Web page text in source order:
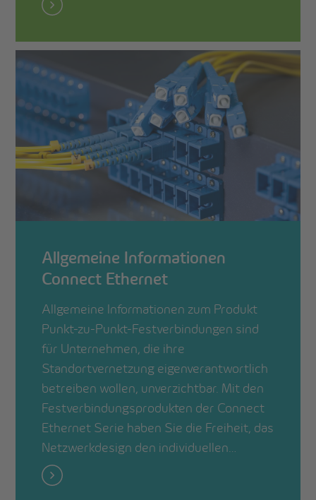
Allgemeine Informationen
Connect Ethernet
Allgemeine Informationen zum Produkt
Punkt-zu-Punkt-Festverbindungen sind
für Unternehmen, die ihre
Standortvernetzung eigenverantwortlich
betreiben wollen, unverzichtbar. Mit den
Festverbindungsprodukten der Connect
Ethernet Serie haben Sie die Freiheit, das
Netzwerkdesign den individuellen…